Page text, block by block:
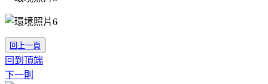
回上一頁
回到頂端
下一則